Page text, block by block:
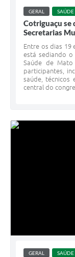
GERAL SAÚDE
Cotriguaçu se
Secretarias
Entre os dias 19
está sediando o
Saúde de
participantes,
saúde, técnicos
central do
GERAL SAÚDE